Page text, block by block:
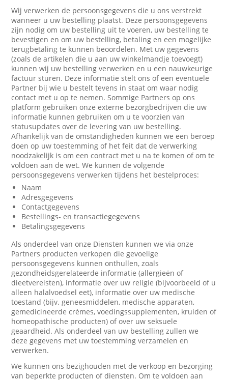
Wij verwerken de persoonsgegevens die u ons verstrekt
wanneer u uw bestelling plaatst. Deze persoonsgegevens
zijn nodig om uw bestelling uit te voeren, uw bestelling te
bevestigen en om uw bestelling, betaling en een mogelijke
terugbetaling te kunnen beoordelen. Met uw gegevens
(zoals de artikelen die u aan uw winkelmandje toevoegt)
kunnen wij uw bestelling verwerken en u een nauwkeurige
factuur sturen. Deze informatie stelt ons of een eventuele
Partner bij wie u bestelt tevens in staat om waar nodig
contact met u op te nemen. Sommige Partners op ons
platform gebruiken onze externe bezorgbedrijven die uw
informatie kunnen gebruiken om u te voorzien van
statusupdates over de levering van uw bestelling.
Afhankelijk van de omstandigheden kunnen we een beroep
doen op uw toestemming of het feit dat de verwerking
noodzakelijk is om een contract met u na te komen of om te
voldoen aan de wet. We kunnen de volgende
persoonsgegevens verwerken tijdens het bestelproces:
Naam
Adresgegevens
Contactgegevens
Bestellings- en transactiegegevens
Betalingsgegevens
Als onderdeel van onze Diensten kunnen we via onze
Partners producten verkopen die gevoelige
persoonsgegevens kunnen onthullen, zoals
gezondheidsgerelateerde informatie (allergieën of
dieetvereisten), informatie over uw religie (bijvoorbeeld of u
alleen halalvoedsel eet), informatie over uw medische
toestand (bijv. geneesmiddelen, medische apparaten,
gemedicineerde crèmes, voedingssupplementen, kruiden of
homeopathische producten) of over uw seksuele
geaardheid. Als onderdeel van uw bestelling zullen we
deze gegevens met uw toestemming verzamelen en
verwerken.
We kunnen ons bezighouden met de verkoop en bezorging
van beperkte producten of diensten. Om te voldoen aan